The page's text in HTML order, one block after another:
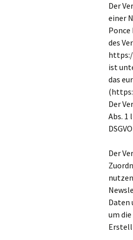
Der
einer
Ponce
des
ist
das
Der
Abs. 1
Der
Daten
um